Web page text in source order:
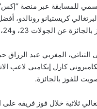
للمسابقة عبر منصة
كريستيانو رونالدو،
عن الجولات 23، و24، و25”.
الثنائي، المغربي عبد الرزاق
كارل إيكامبي لاعب
للفوز بالجائزة.
ثلاثية خلال فوز فريقه على